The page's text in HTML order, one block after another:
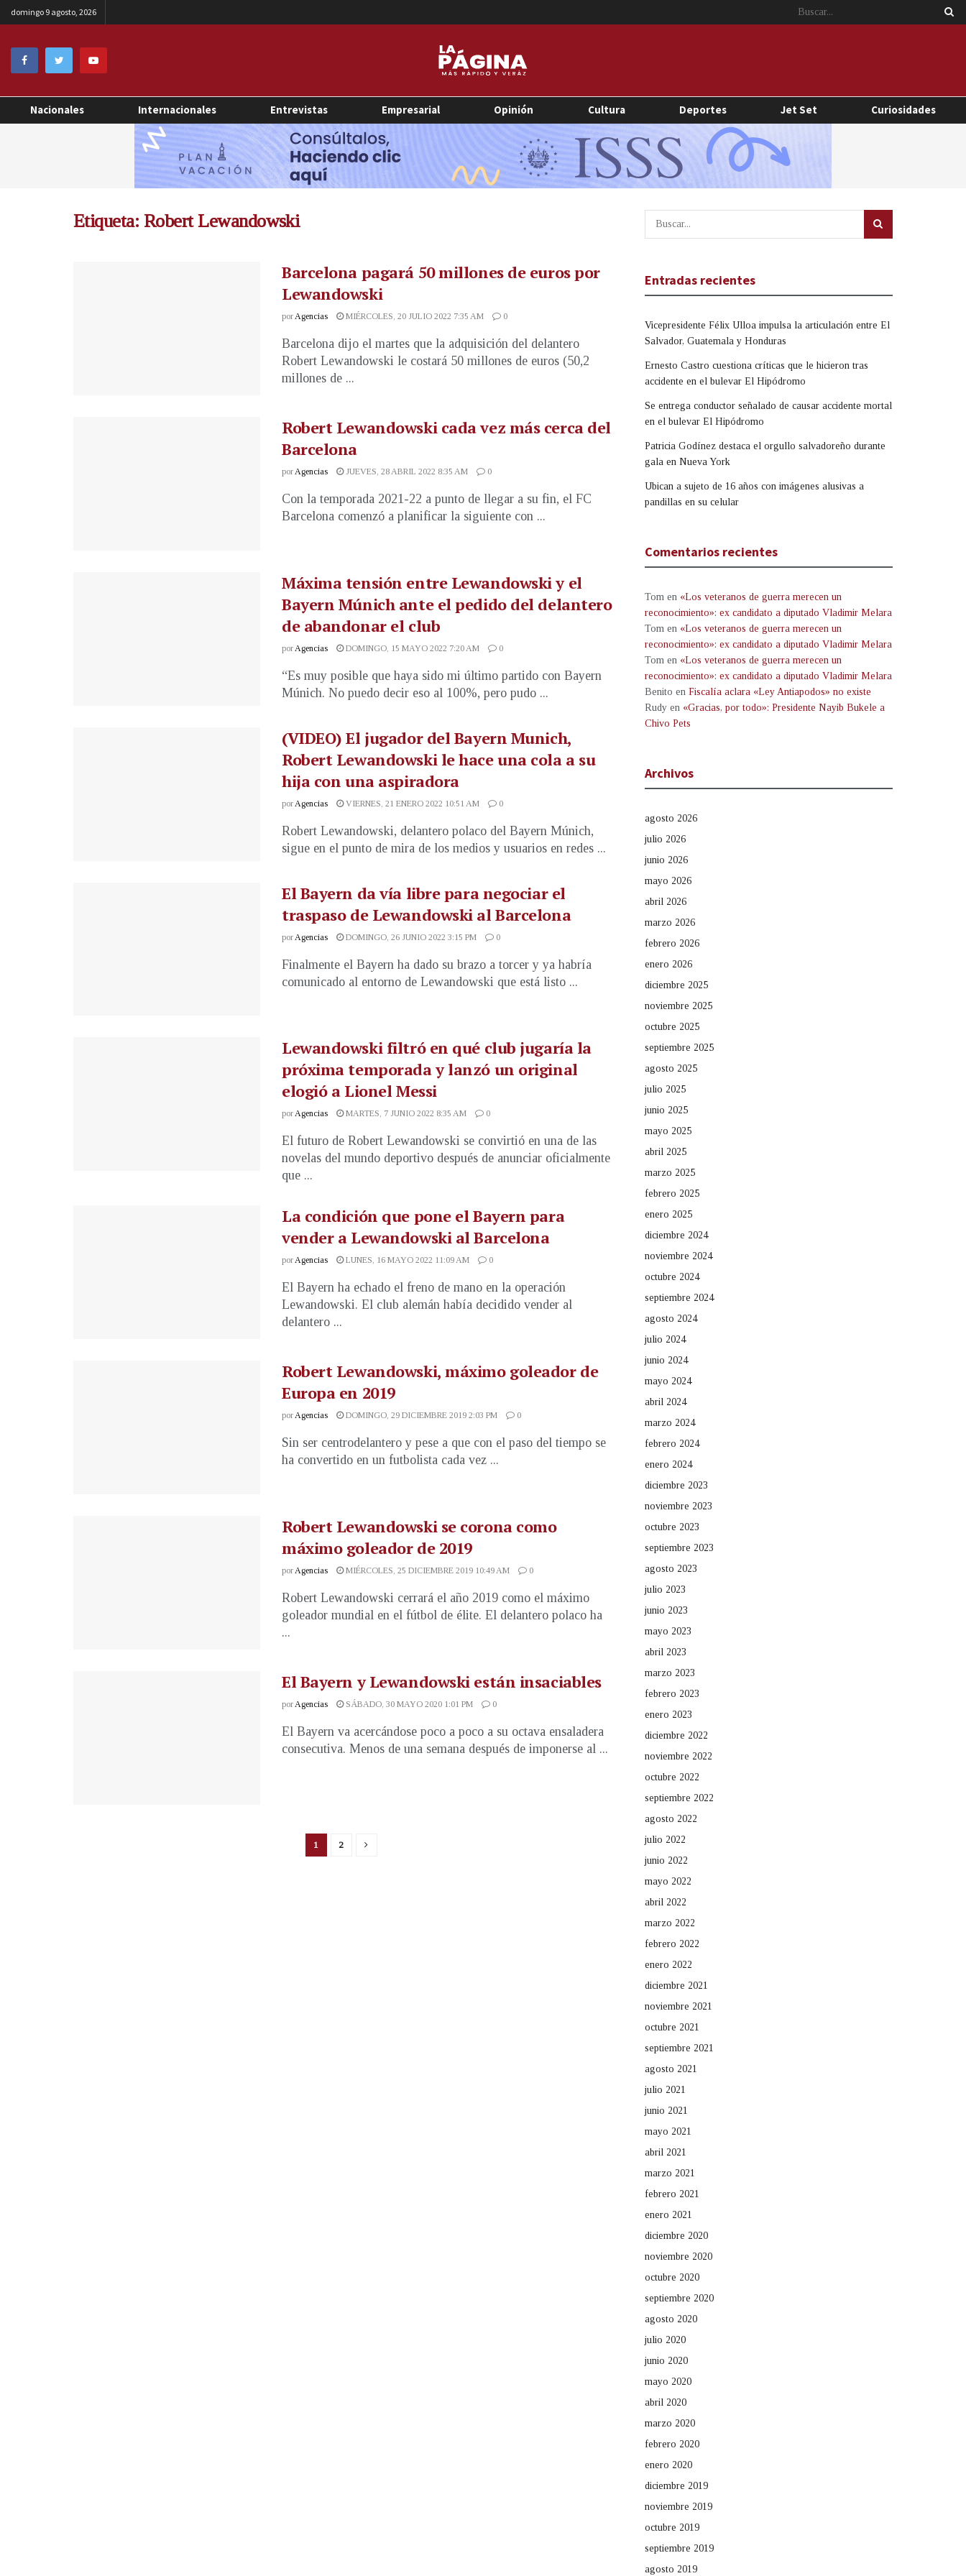
domingo 9 agosto, 2026
Nacionales Internacionales Entrevistas Empresarial Opinión Cultura Deportes Jet Set Curiosidades
Etiqueta: Robert Lewandowski
Barcelona pagará 50 millones de euros por
Lewandowski
porAgencias MIÉRCOLES, 20 JULIO 2022 7:35 AM 0
Barcelona dijo el martes que la adquisición del delantero
Robert Lewandowski le costará 50 millones de euros (50,2
millones de ...
Robert Lewandowski cada vez más cerca del
Barcelona
porAgencias JUEVES, 28 ABRIL 2022 8:35 AM 0
Con la temporada 2021-22 a punto de llegar a su fin, el FC
Barcelona comenzó a planificar la siguiente con ...
Máxima tensión entre Lewandowski y el
Bayern Múnich ante el pedido del delantero
de abandonar el club
por Agencias DOMINGO, 15 MAYO 2022 7:20 AM 0
“Es muy posible que haya sido mi último partido con Bayern
Múnich. No puedo decir eso al 100%, pero pudo ...
(VIDEO) El jugador del Bayern Munich,
Robert Lewandowski le hace una cola a su
hija con una aspiradora
por Agencias VIERNES, 21 ENERO 2022 10:51 AM 0
Robert Lewandowski, delantero polaco del Bayern Múnich,
sigue en el punto de mira de los medios y usuarios en redes ...
El Bayern da vía libre para negociar el
traspaso de Lewandowski al Barcelona
por Agencias DOMINGO, 26 JUNIO 2022 3:15 PM 0
Finalmente el Bayern ha dado su brazo a torcer y ya habría
comunicado al entorno de Lewandowski que está listo ...
Lewandowski filtró en qué club jugaría la
próxima temporada y lanzó un original
elogió a Lionel Messi
porAgencias MARTES, 7 JUNIO 2022 8:35 AM 0
El futuro de Robert Lewandowski se convirtió en una de las
novelas del mundo deportivo después de anunciar oficialmente
que ...
La condición que pone el Bayern para
vender a Lewandowski al Barcelona
porAgencias LUNES, 16 MAYO 2022 11:09 AM 0
El Bayern ha echado el freno de mano en la operación
Lewandowski. El club alemán había decidido vender al
delantero ...
Robert Lewandowski, máximo goleador de
Europa en 2019
porAgencias DOMINGO, 29 DICIEMBRE 2019 2:03 PM 0
Sin ser centrodelantero y pese a que con el paso del tiempo se
ha convertido en un futbolista cada vez ...
Robert Lewandowski se corona como
máximo goleador de 2019
porAgencias MIÉRCOLES, 25 DICIEMBRE 2019 10:49 AM 0
Robert Lewandowski cerrará el año 2019 como el máximo
goleador mundial en el fútbol de élite. El delantero polaco ha
...
El Bayern y Lewandowski están insaciables
porAgencias SÁBADO, 30 MAYO 2020 1:01 PM 0
El Bayern va acercándose poco a poco a su octava ensaladera
consecutiva. Menos de una semana después de imponerse al ...
1 2
Entradas recientes
Vicepresidente Félix Ulloa impulsa la articulación entre El
Salvador, Guatemala y Honduras
Ernesto Castro cuestiona críticas que le hicieron tras
accidente en el bulevar El Hipódromo
Se entrega conductor señalado de causar accidente mortal
en el bulevar El Hipódromo
Patricia Godínez destaca el orgullo salvadoreño durante
gala en Nueva York
Ubican a sujeto de 16 años con imágenes alusivas a
pandillas en su celular
Comentarios recientes
Tom en «Los veteranos de guerra merecen un
reconocimiento»: ex candidato a diputado Vladimir Melara
Tom en «Los veteranos de guerra merecen un
reconocimiento»: ex candidato a diputado Vladimir Melara
Tom en «Los veteranos de guerra merecen un
reconocimiento»: ex candidato a diputado Vladimir Melara
Benito en Fiscalía aclara «Ley Antiapodos» no existe
Rudy en «Gracias, por todo»: Presidente Nayib Bukele a
Chivo Pets
Archivos
agosto 2026
julio 2026
junio 2026
mayo 2026
abril 2026
marzo 2026
febrero 2026
enero 2026
diciembre 2025
noviembre 2025
octubre 2025
septiembre 2025
agosto 2025
julio 2025
junio 2025
mayo 2025
abril 2025
marzo 2025
febrero 2025
enero 2025
diciembre 2024
noviembre 2024
octubre 2024
septiembre 2024
agosto 2024
julio 2024
junio 2024
mayo 2024
abril 2024
marzo 2024
febrero 2024
enero 2024
diciembre 2023
noviembre 2023
octubre 2023
septiembre 2023
agosto 2023
julio 2023
junio 2023
mayo 2023
abril 2023
marzo 2023
febrero 2023
enero 2023
diciembre 2022
noviembre 2022
octubre 2022
septiembre 2022
agosto 2022
julio 2022
junio 2022
mayo 2022
abril 2022
marzo 2022
febrero 2022
enero 2022
diciembre 2021
noviembre 2021
octubre 2021
septiembre 2021
agosto 2021
julio 2021
junio 2021
mayo 2021
abril 2021
marzo 2021
febrero 2021
enero 2021
diciembre 2020
noviembre 2020
octubre 2020
septiembre 2020
agosto 2020
julio 2020
junio 2020
mayo 2020
abril 2020
marzo 2020
febrero 2020
enero 2020
diciembre 2019
noviembre 2019
octubre 2019
septiembre 2019
agosto 2019